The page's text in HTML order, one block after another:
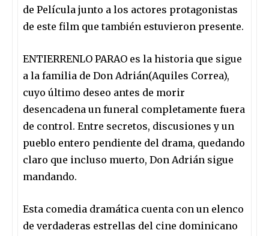
de Película junto a los actores protagonistas
de este film que también estuvieron presente.
ENTIERRENLO PARAO es la historia que sigue
a la familia de Don Adrián(Aquiles Correa),
cuyo último deseo antes de morir
desencadena un funeral completamente fuera
de control. Entre secretos, discusiones y un
pueblo entero pendiente del drama, quedando
claro que incluso muerto, Don Adrián sigue
mandando.
Esta comedia dramática cuenta con un elenco
de verdaderas estrellas del cine dominicano